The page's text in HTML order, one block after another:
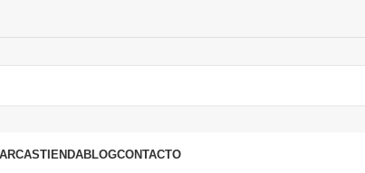
TIENDABLOGCONTACTO